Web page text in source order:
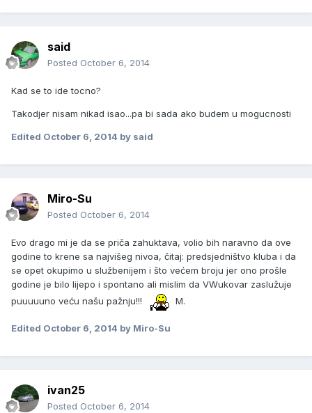
said
Posted October 6, 2014
Kad se to ide tocno?
Takodjer nisam nikad isao...pa bi sada ako budem u mogucnosti
Edited October 6, 2014 by said
Miro-Su
Posted October 6, 2014
Evo drago mi je da se priča zahuktava, volio bih naravno da ove
godine to krene sa najvišeg nivoa, čitaj: predsjedništvo kluba i da
se opet okupimo u službenijem i što većem broju jer ono prošle
godine je bilo lijepo i spontano ali mislim da VWukovar zaslužuje
puuuuuno veću našu pažnju!!!
M.
Edited October 6, 2014 by Miro-Su
ivan25
Posted October 6, 2014